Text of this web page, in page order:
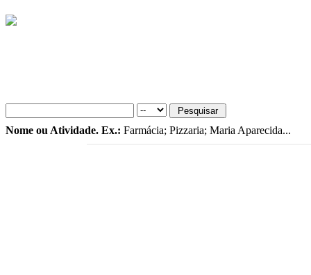
Nome ou Atividade. Ex.: Farmácia; Pizzaria; Maria Aparecida...